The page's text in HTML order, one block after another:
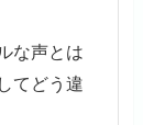
な声とは
てどう違